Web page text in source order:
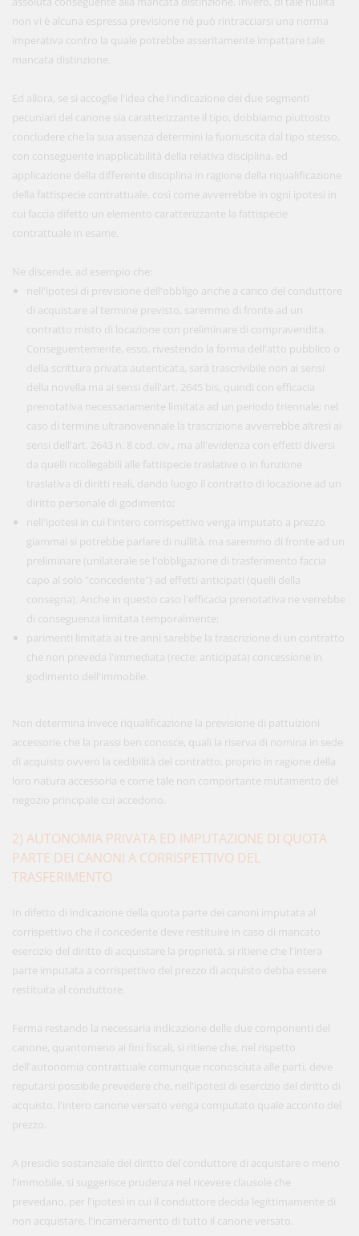
non vi è alcuna espressa previsione nè può rintracciarsi una norma
imperativa contro la quale potrebbe asseritamente impattare tale
mancata distinzione.
Ed allora, se si accoglie l'idea che l'indicazione dei due segmenti
pecuniari del canone sia caratterizzante il tipo, dobbiamo piuttosto
concludere che la sua assenza determini la fuoriuscita dal tipo stesso,
con conseguente inapplicabilità della relativa disciplina, ed
applicazione della differente disciplina in ragione della riqualificazione
della fattispecie contrattuale, così come avverrebbe in ogni ipotesi in
cui faccia difetto un elemento caratterizzante la fattispecie
contrattuale in esame.
Ne discende, ad esempio che:
nell'ipotesi di previsione dell'obbligo anche a carico del conduttore
di acquistare al termine previsto, saremmo di fronte ad un
contratto misto di locazione con preliminare di compravendita.
Conseguentemente, esso, rivestendo la forma dell'atto pubblico o
della scrittura privata autenticata, sarà trascrivibile non ai sensi
della novella ma ai sensi dell'art. 2645 bis, quindi con efficacia
prenotativa necessariamente limitata ad un periodo triennale; nel
caso di termine ultranovennale la trascrizione avverrebbe altresì ai
sensi dell'art. 2643 n. 8 cod. civ., ma all'evidenza con effetti diversi
da quelli ricollegabili alle fattispecie traslative o in funzione
traslativa di diritti reali, dando luogo il contratto di locazione ad un
diritto personale di godimento;
nell'ipotesi in cui l'intero corrispettivo venga imputato a prezzo
giammai si potrebbe parlare di nullità, ma saremmo di fronte ad un
preliminare (unilaterale se l'obbligazione di trasferimento faccia
capo al solo "concedente") ad effetti anticipati (quelli della
consegna). Anche in questo caso l'efficacia prenotativa ne verrebbe
di conseguenza limitata temporalmente;
parimenti limitata ai tre anni sarebbe la trascrizione di un contratto
che non preveda l'immediata (recte: anticipata) concessione in
godimento dell'immobile.
Non determina invece riqualificazione la previsione di pattuizioni
accessorie che la prassi ben conosce, quali la riserva di nomina in sede
di acquisto ovvero la cedibilità del contratto, proprio in ragione della
loro natura accessoria e come tale non comportante mutamento del
negozio principale cui accedono.
2) AUTONOMIA PRIVATA ED IMPUTAZIONE DI QUOTA
PARTE DEI CANONI A CORRISPETTIVO DEL
TRASFERIMENTO
In difetto di indicazione della quota parte dei canoni imputata al
corrispettivo che il concedente deve restituire in caso di mancato
esercizio del diritto di acquistare la proprietà, si ritiene che l'intera
parte imputata a corrispettivo del prezzo di acquisto debba essere
restituita al conduttore.
Ferma restando la necessaria indicazione delle due componenti del
canone, quantomeno ai fini fiscali, si ritiene che, nel rispetto
dell'autonomia contrattuale comunque riconosciuta alle parti, deve
reputarsi possibile prevedere che, nell'ipotesi di esercizio del diritto di
acquisto, l'intero canone versato venga computato quale acconto del
prezzo.
A presidio sostanziale del diritto del conduttore di acquistare o meno
l'immobile, si suggerisce prudenza nel ricevere clausole che
prevedano, per l'ipotesi in cui il conduttore decida legittimamente di
non acquistare, l'incameramento di tutto il canone versato.